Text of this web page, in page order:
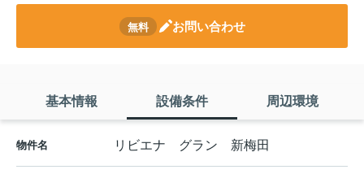
無料 お問い合わせ
基本情報 設備条件 周辺環境
物件名 リビエナ グラン 新梅田